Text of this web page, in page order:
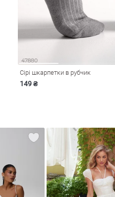
Сірі шкарпетки в рубчик
149 ₴